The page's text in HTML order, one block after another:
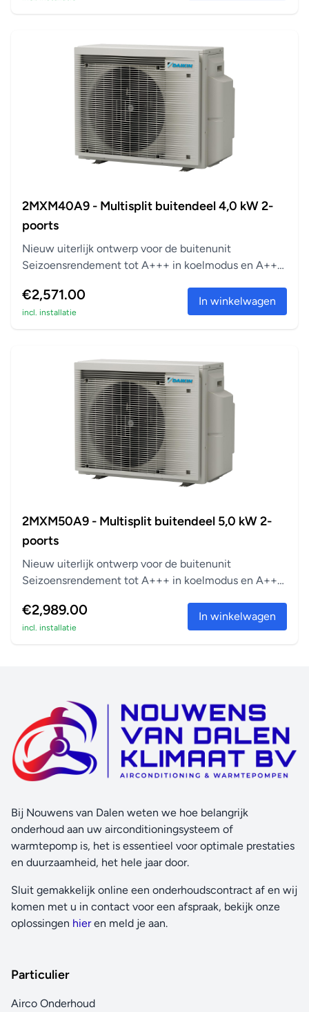
Bedrade afstandsbediening
Start, stopt en regelt de airconditioner.
Automatische herstart
Na een stroomuitval wordt het binnendeel automatisch
opnieuw opgestart met de oorspronkelijke instellingen.
Condensafvoerpomp
Vereenvoudigt de afvoer van condenswater uit het
Geschikt voor multi-split
Er kunnen maximaal 5 binnenunits, zelfs met
verschillende capaciteiten, worden aangesloten op één
enkele buitenunit. Alle binnenunits kunnen afzonderlijk
koelen).
Afwezigheidsfunctie
Houdt de binnentemperatuur tijdens uw afwezigheid op
het ingestelde comfortniveau en bespaart zo energie
Automatisch omschakelen koelen/verwarmen
Schakelt automatisch om tussen verwarmen en koelen
om de vooraf ingestelde temperatuur te bereiken.
Ventilatorsnelheden
selecteerbaar.
Luchtfilter
toevoer van schone lucht te garanderen.
Start, stopt en regelt de airconditioner op afstand.
Centrale afstandsbediening
Vereenvoudigt het onderhoud door systeemfouten of
bedrijfsstoringen aan te geven.
Twin/Triple/Double twin-combinatie
2, 3 of 4 binnendelen, zelfs met verschillende
capaciteiten, kunnen op één enkele buitenunit worden
afstandsbediening gelijktijdig in dezelfde modus
(verwarmen of koelen) bestuurd.
VRV voor residentiële toepassing
en tot klasse 71) kunnen op één enkele buitenunit worden
aangesloten. Alle binnenunits kunnen afzonderlijk binnen
Verwijder op betrouwbare, efficiënte en flexibele manier
de warmte die door IT- apparatuur en servers wordt
2MXM40A9 - Multisplit buitendeel 4,0 kW 2-
poorts
Nieuw uiterlijk ontwerp voor de buitenunit
Seizoensrendement tot A+++ in koelmodus en A++
€2,571.00
incl. installatie
In winkelwagen
2MXM50A9 - Multisplit buitendeel 5,0 kW 2-
poorts
Nieuw uiterlijk ontwerp voor de buitenunit
Seizoensrendement tot A+++ in koelmodus en A++
€2,989.00
incl. installatie
In winkelwagen
Bij Nouwens van Dalen weten we hoe belangrijk
onderhoud aan uw airconditioningsysteem of
warmtepomp is, het is essentieel voor optimale prestaties
en duurzaamheid, het hele jaar door.
Sluit gemakkelijk online een onderhoudscontract af en wij
komen met u in contact voor een afspraak, bekijk onze
oplossingen hieren meld je aan.
Particulier
Airco Onderhoud